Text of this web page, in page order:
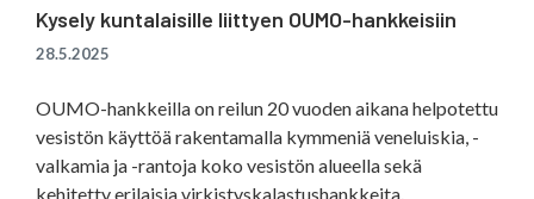
Kysely kuntalaisille liittyen OUMO-hankkeisiin
28.5.2025
OUMO-hankkeilla on reilun 20 vuoden aikana helpotettu
vesistön käyttöä rakentamalla kymmeniä veneluiskia, -
valkamia ja -rantoja koko vesistön alueella sekä
kehitetty erilaisia virkistyskalastushankkeita.